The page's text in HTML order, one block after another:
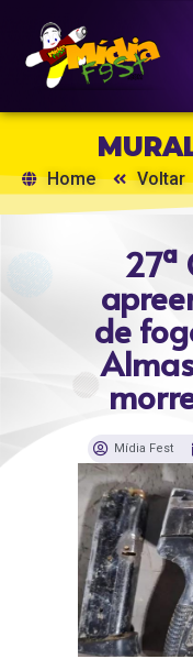
Home Voltar
27ª
de
Mídia Fest